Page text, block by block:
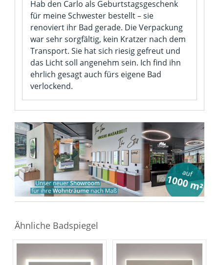
Hab den Carlo als Geburtstagsgeschenk
für meine Schwester bestellt – sie
renoviert ihr Bad gerade. Die Verpackung
war sehr sorgfältig, kein Kratzer nach dem
Transport. Sie hat sich riesig gefreut und
das Licht soll angenehm sein. Ich find ihn
ehrlich gesagt auch fürs eigene Bad
verlockend.
Ähnliche Badspiegel